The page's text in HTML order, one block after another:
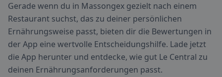
Gerade wenn du in Massongex gezielt nach einem
Restaurant suchst, das zu deiner persönlichen
Ernährungsweise passt, bieten dir die Bewertungen in
der App eine wertvolle Entscheidungshilfe. Lade jetzt
die App herunter und entdecke, wie gut Le Central zu
deinen Ernährungsanforderungen passt.